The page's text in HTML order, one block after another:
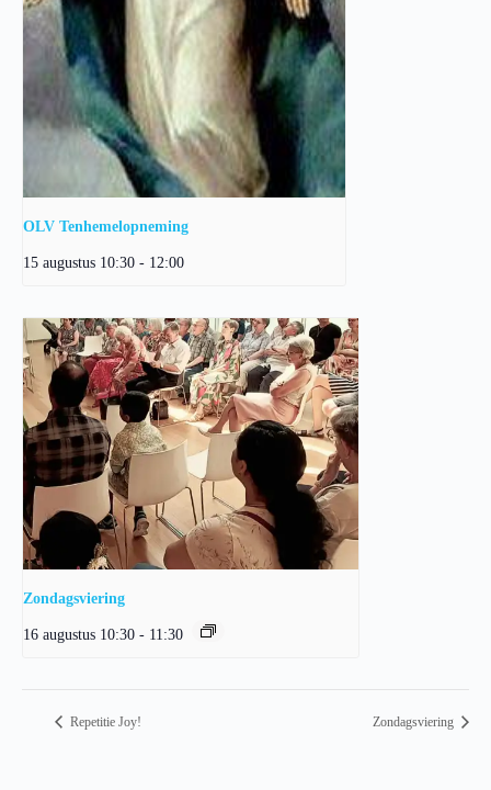
OLV Tenhemelopneming
15 augustus 10:30 - 12:00
Zondagsviering
16 augustus 10:30 - 11:30
Repetitie Joy! Zondagsviering